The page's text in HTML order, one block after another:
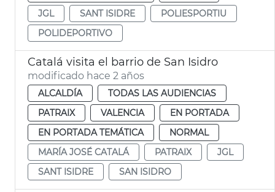
JGL
SANT ISIDRE
POLIESPORTIU
POLIDEPORTIVO
Catalá visita el barrio de San Isidro
modificado hace 2 años
ALCALDÍA
TODAS LAS AUDIENCIAS
PATRAIX
VALENCIA
EN PORTADA
EN PORTADA TEMÁTICA
NORMAL
MARÍA JOSÉ CATALÁ
PATRAIX
JGL
SANT ISIDRE
SAN ISIDRO